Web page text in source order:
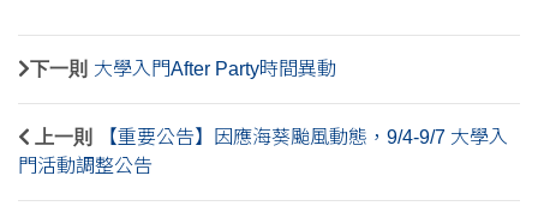
下一則 大學入門After Party時間異動
上一則
【重要公告】因應海葵颱風動態，9/4-9/7 大學入
門活動調整公告